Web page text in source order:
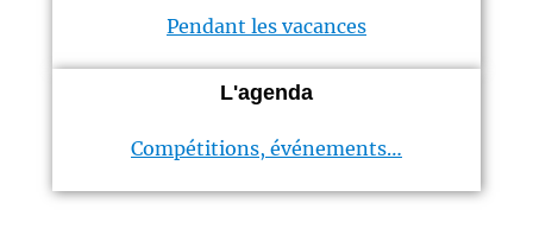
Pendant les vacances
L'agenda
Compétitions, événements…